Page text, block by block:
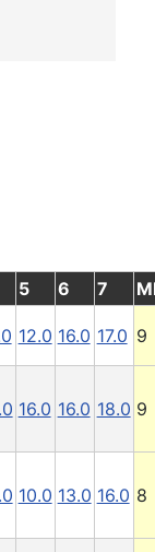
5 6 7
12.0 16.0 17.0 9
16.0 16.0 18.0 9
10.0 13.0 16.0 8